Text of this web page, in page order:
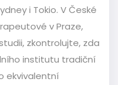
i Tokio. V České
v Praze,
zkontrolujte, zda
institutu tradiční
ekvivalentní